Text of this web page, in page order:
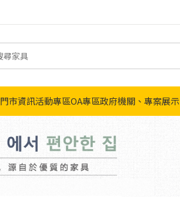
門市資訊活動專區OA專區政府機關、專案展示